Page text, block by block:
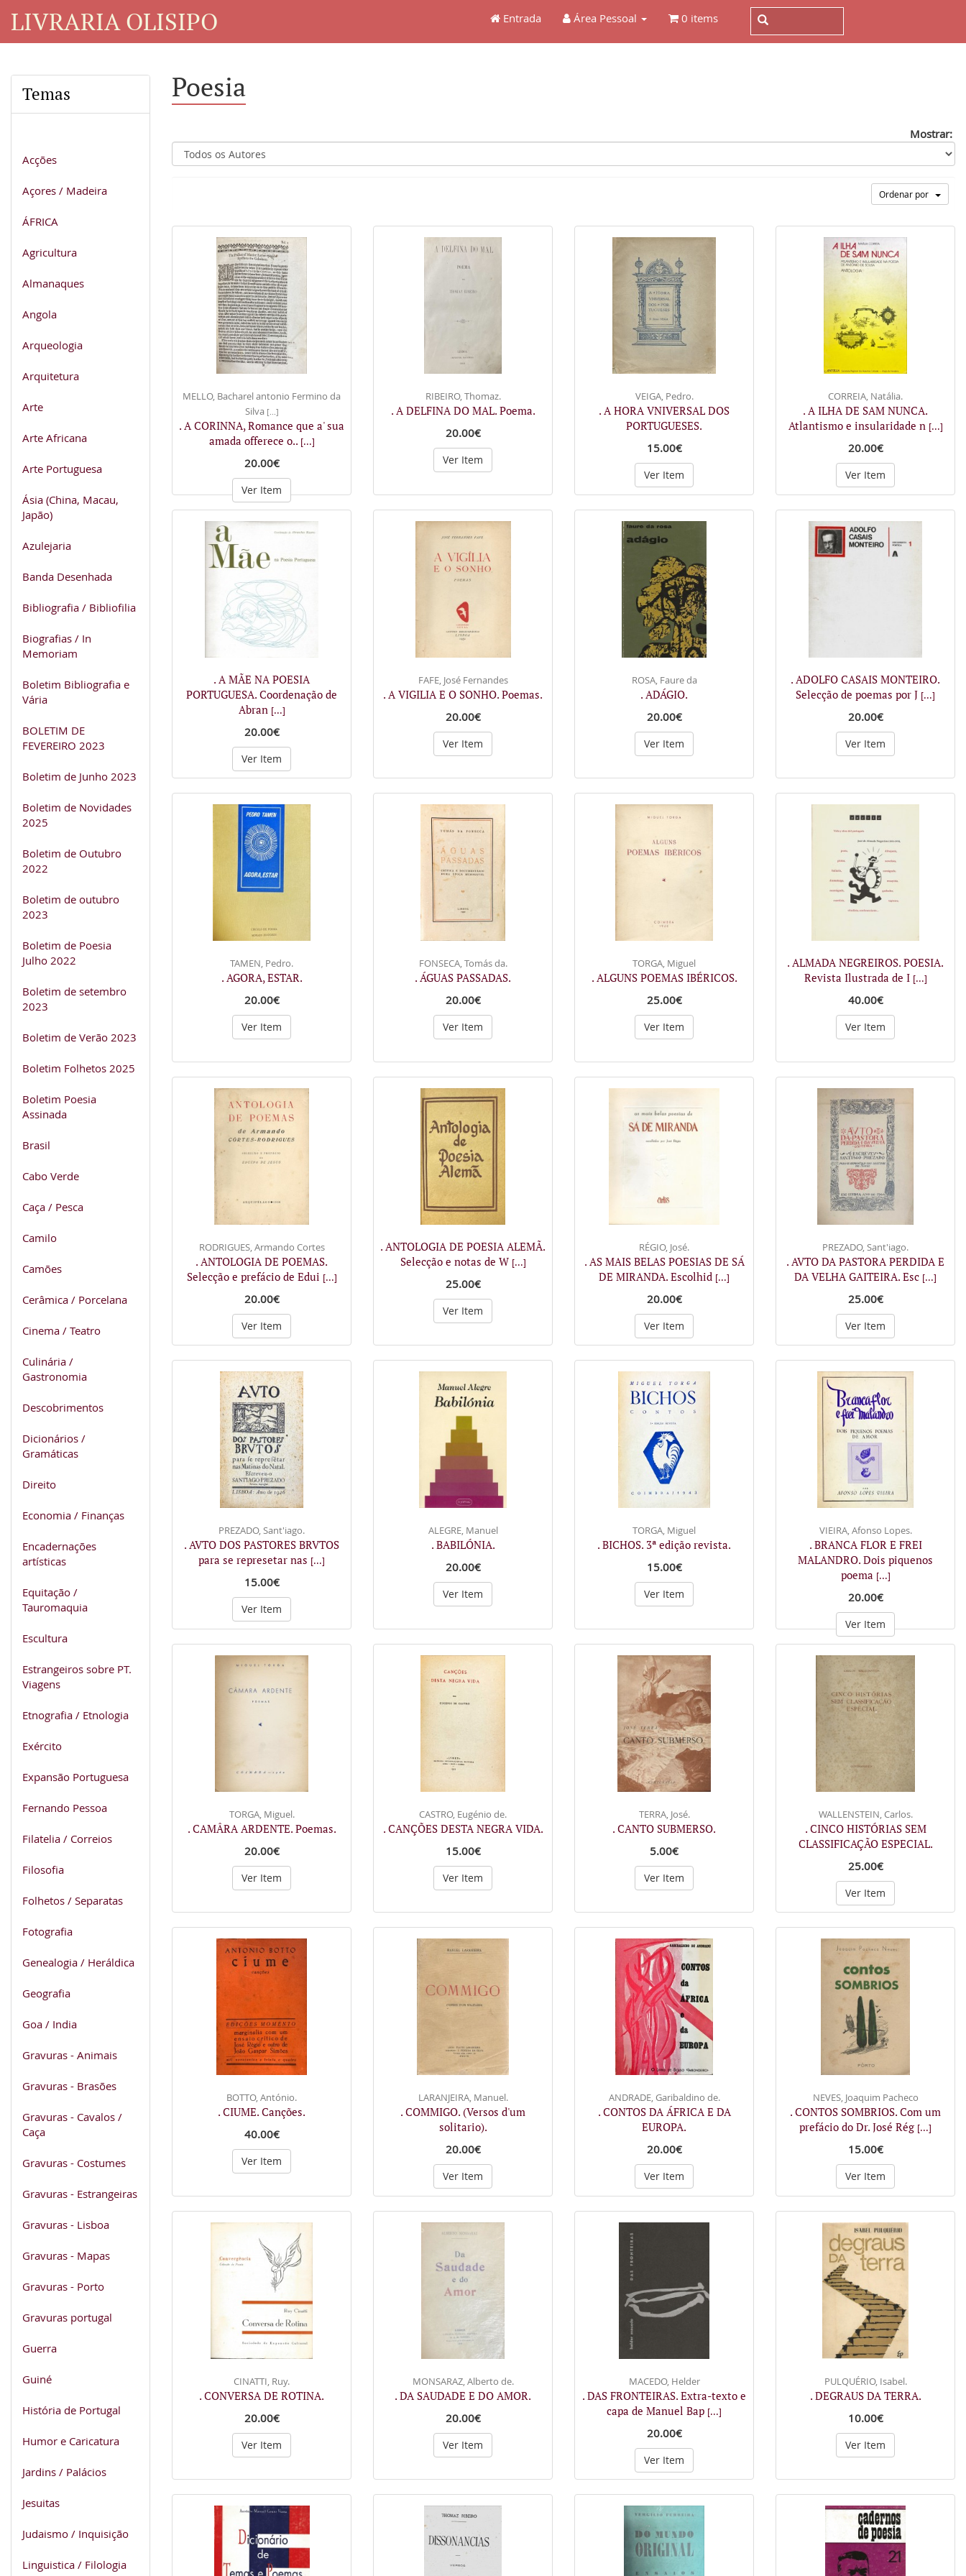
LIVRARIA OLISIPO Entrada Área Pessoal 0 items
Temas
Acções
Açores / Madeira
ÁFRICA
Agricultura
Almanaques
Angola
Arqueologia
Arquitetura
Arte
Arte Africana
Arte Portuguesa
Ásia (China, Macau,
Japão)
Azulejaria
Banda Desenhada
Bibliografia / Bibliofilia
Biografias / In
Memoriam
Boletim Bibliografia e
Vária
BOLETIM DE
FEVEREIRO 2023
Boletim de Junho 2023
Boletim de Novidades
2025
Boletim de Outubro
2022
Boletim de outubro
2023
Boletim de Poesia
Julho 2022
Boletim de setembro
2023
Boletim de Verão 2023
Boletim Folhetos 2025
Boletim Poesia
Assinada
Brasil
Cabo Verde
Caça / Pesca
Camilo
Camões
Cerâmica / Porcelana
Cinema / Teatro
Culinária /
Gastronomia
Descobrimentos
Dicionários /
Gramáticas
Direito
Economia / Finanças
Encadernações
artísticas
Equitação /
Tauromaquia
Escultura
Estrangeiros sobre PT.
Viagens
Etnografia / Etnologia
Exército
Expansão Portuguesa
Fernando Pessoa
Filatelia / Correios
Filosofia
Folhetos / Separatas
Fotografia
Genealogia / Heráldica
Geografia
Goa / India
Gravuras - Animais
Gravuras - Brasões
Gravuras - Cavalos /
Caça
Gravuras - Costumes
Gravuras - Estrangeiras
Gravuras - Lisboa
Gravuras - Mapas
Gravuras - Porto
Gravuras portugal
Guerra
Guiné
História de Portugal
Humor e Caricatura
Jardins / Palácios
Jesuitas
Judaismo / Inquisição
Linguistica / Filologia
Poesia
Mostrar:
Ordenar por
MELLO, Bacharel antonio Fermino da
Silva [...]
. A CORINNA, Romance que a' sua
amada offerece o.. [...]
20.00€
Ver Item
RIBEIRO, Thomaz.
. A DELFINA DO MAL. Poema.
20.00€
Ver Item
VEIGA, Pedro.
. A HORA VNIVERSAL DOS
PORTUGUESES.
15.00€
Ver Item
CORREIA, Natália.
. A ILHA DE SAM NUNCA.
Atlantismo e insularidade n [...]
20.00€
Ver Item
. A MÃE NA POESIA
PORTUGUESA. Coordenação de
Abran [...]
20.00€
Ver Item
FAFE, José Fernandes
. A VIGILIA E O SONHO. Poemas.
20.00€
Ver Item
ROSA, Faure da
. ADÁGIO.
20.00€
Ver Item
. ADOLFO CASAIS MONTEIRO.
Selecção de poemas por J [...]
20.00€
Ver Item
TAMEN, Pedro.
. AGORA, ESTAR.
20.00€
Ver Item
FONSECA, Tomás da.
. ÁGUAS PASSADAS.
20.00€
Ver Item
TORGA, Miguel
. ALGUNS POEMAS IBÉRICOS.
25.00€
Ver Item
. ALMADA NEGREIROS. POESIA.
Revista Ilustrada de I [...]
40.00€
Ver Item
RODRIGUES, Armando Cortes
. ANTOLOGIA DE POEMAS.
Selecção e prefácio de Edui [...]
20.00€
Ver Item
. ANTOLOGIA DE POESIA ALEMÃ.
Selecção e notas de W [...]
25.00€
Ver Item
RÉGIO, José.
. AS MAIS BELAS POESIAS DE SÁ
DE MIRANDA. Escolhid [...]
20.00€
Ver Item
PREZADO, Sant'iago.
. AVTO DA PASTORA PERDIDA E
DA VELHA GAITEIRA. Esc [...]
25.00€
Ver Item
PREZADO, Sant'iago.
. AVTO DOS PASTORES BRVTOS
para se represetar nas [...]
15.00€
Ver Item
ALEGRE, Manuel
. BABILÓNIA.
20.00€
Ver Item
TORGA, Miguel
. BICHOS. 3ª edição revista.
15.00€
Ver Item
VIEIRA, Afonso Lopes.
. BRANCA FLOR E FREI
MALANDRO. Dois piquenos
poema [...]
20.00€
Ver Item
TORGA, Miguel.
. CAMÂRA ARDENTE. Poemas.
20.00€
Ver Item
CASTRO, Eugénio de.
. CANÇÕES DESTA NEGRA VIDA.
15.00€
Ver Item
TERRA, José.
. CANTO SUBMERSO.
5.00€
Ver Item
WALLENSTEIN, Carlos.
. CINCO HISTÓRIAS SEM
CLASSIFICAÇÃO ESPECIAL.
25.00€
Ver Item
BOTTO, António.
. CIUME. Canções.
40.00€
Ver Item
LARANJEIRA, Manuel.
. COMMIGO. (Versos d'um
solitario).
20.00€
Ver Item
ANDRADE, Garibaldino de.
. CONTOS DA ÁFRICA E DA
EUROPA.
20.00€
Ver Item
NEVES, Joaquim Pacheco
. CONTOS SOMBRIOS. Com um
prefácio do Dr. José Rég [...]
15.00€
Ver Item
CINATTI, Ruy.
. CONVERSA DE ROTINA.
20.00€
Ver Item
MONSARAZ, Alberto de.
. DA SAUDADE E DO AMOR.
20.00€
Ver Item
MACEDO, Helder
. DAS FRONTEIRAS. Extra-texto e
capa de Manuel Bap [...]
20.00€
Ver Item
PULQUÉRIO, Isabel.
. DEGRAUS DA TERRA.
10.00€
Ver Item